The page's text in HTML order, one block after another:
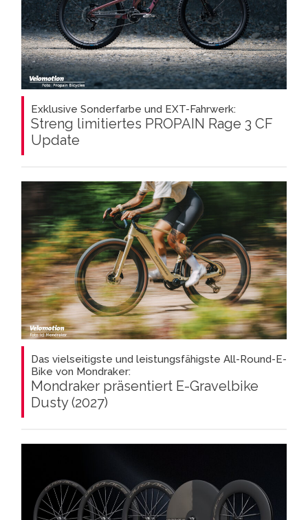
Exklusive Sonderfarbe und EXT-Fahrwerk:
Streng limitiertes PROPAIN Rage 3 CF
Update
Das vielseitigste und leistungsfähigste All-Round-E-
Bike von Mondraker:
Mondraker präsentiert E-Gravelbike
Dusty (2027)